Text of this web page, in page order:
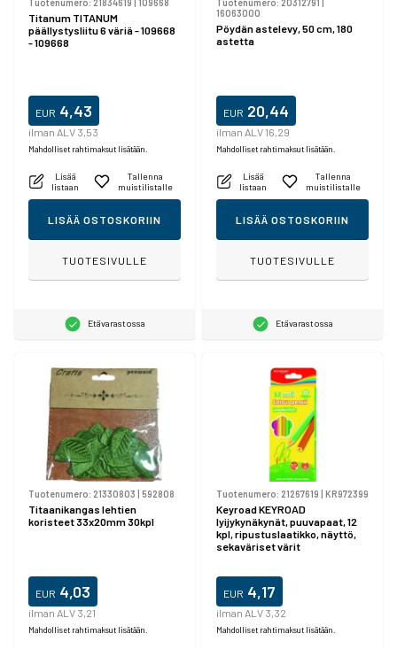
Tuotenumero: 21834619 109668
Titanum TITANUM
päällystysliitu 6 väriä - 109668
- 109668
EUR 4,43
ilman ALV 3,53
Mahdolliset rahtimaksut lisätään.
Lisää
listaan
Tallenna
muistilistalle
LISÄÄ OSTOSKORIIN
TUOTESIVULLE
Etävarastossa
Tuotenumero: 20312791
16063000
Pöydän astelevy, 50 cm, 180
astetta
EUR 20,44
ilman ALV 16,29
Mahdolliset rahtimaksut lisätään.
Lisää
listaan
Tallenna
muistilistalle
LISÄÄ OSTOSKORIIN
TUOTESIVULLE
Etävarastossa
Tuotenumero: 21330803 592808
Titaanikangas lehtien
koristeet 33x20mm 30kpl
EUR 4,03
ilman ALV 3,21
Mahdolliset rahtimaksut lisätään.
Tuotenumero: 21267619 KR972399
Keyroad KEYROAD
lyijykynäkynät, puuvapaat, 12
kpl, ripustuslaatikko, näyttö,
sekaväriset värit
EUR 4,17
ilman ALV 3,32
Mahdolliset rahtimaksut lisätään.